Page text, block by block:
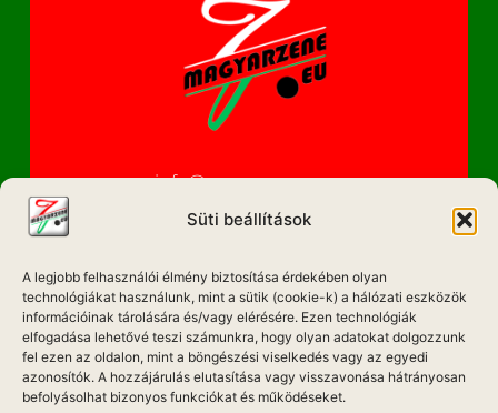
Süti beállítások
A legjobb felhasználói élmény biztosítása érdekében olyan
technológiákat használunk, mint a sütik (cookie-k) a hálózati eszközök
információinak tárolására és/vagy elérésére. Ezen technológiák
elfogadása lehetővé teszi számunkra, hogy olyan adatokat dolgozzunk
fel ezen az oldalon, mint a böngészési viselkedés vagy az egyedi
azonosítók. A hozzájárulás elutasítása vagy visszavonása hátrányosan
befolyásolhat bizonyos funkciókat és működéseket.
info@magyarzene.eu
IMPRESSZUM
ETIKAI KÓDEX
MÉDIA AJÁNLAT
ADATKEZELÉSI NYILATKOZAT